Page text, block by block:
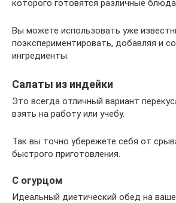
которого готовятся различные блюда
Вы можете использовать уже
поэкспериментировать, добавляя и
ингредиенты.
Салаты из индейки
Это всегда отличный вариант
взять на работу или учебу.
Так вы точно убережете себя от
быстрого приготовления.
С огурцом
Идеальный диетический обед на